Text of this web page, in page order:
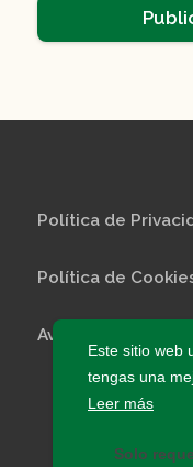
Política de
Política de
Aviso Legal
© 2026
Este sitio web
tengas una
Leer más
Solo